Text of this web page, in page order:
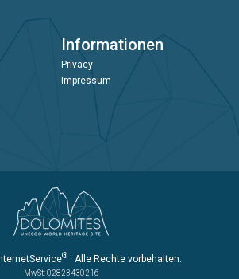
Informationen
Privacy
Impressum
®· Alle Rechte vorbehalten.
MwSt: 02823430216